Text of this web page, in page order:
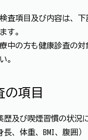
査項目及び内容は、
す。
中の方も健康診査の
。
の項目
歴及び喫煙習慣の状況
、体重、BMI、腹囲）